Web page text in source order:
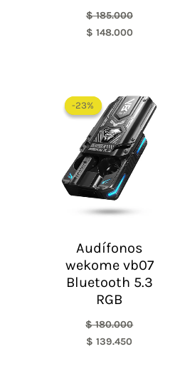
$185.000
$ 148.000
-23%
-23%
Audífonos
wekome vb07
Bluetooth 5.3
RGB
$180.000
precio
original
era:
$ 180.000.
$ 139.450
precio
actual
es:
$ 139.450.